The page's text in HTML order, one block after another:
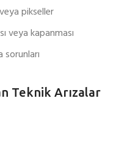
pikseller
veya kapanması
sorunları
Teknik Arızalar